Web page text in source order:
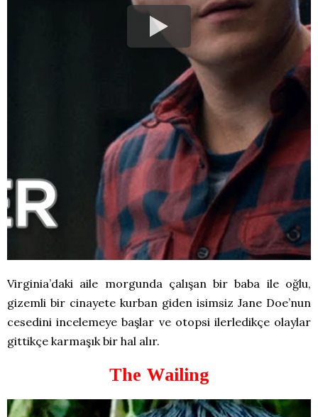
Virginia’daki aile morgunda çalışan bir baba ile oğlu,
gizemli bir cinayete kurban giden isimsiz Jane Doe’nun
cesedini incelemeye başlar ve otopsi ilerledikçe olaylar
gittikçe karmaşık bir hal alır.
The Wailing